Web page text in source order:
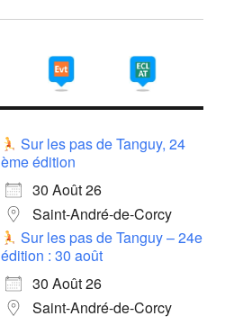
Sur les pas de Tanguy, 24
ème édition
30 Août 26
Saint-André-de-Corcy
Sur les pas de Tanguy – 24e
édition : 30 août
30 Août 26
Saint-André-de-Corcy